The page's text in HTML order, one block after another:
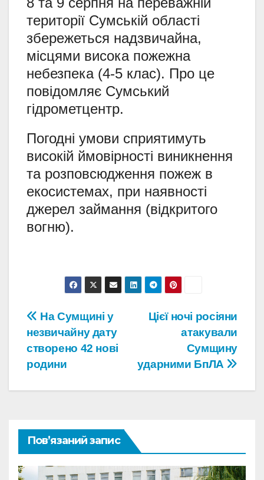
території Сумській області
збережеться надзвичайна,
місцями висока пожежна
небезпека (4-5 клас). Про це
повідомляє Сумський
гідрометцентр.
Погодні умови сприятимуть
високій ймовірності виникнення
та розповсюдження пожеж в
екосистемах, при наявності
джерел займання (відкритого
вогню).
Навігація
записів
Цієї ночі росіяни
атакували
Сумщину
ударними БпЛА
На Сумщині у
незвичайну дату
створено 42 нові
родини
Пов’язаний запис